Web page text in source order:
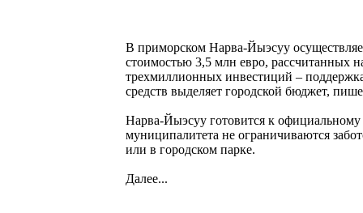
В приморском Нарва-Йыэсуу
стоимостью 3,5 млн евро, рассчитанных
трехмиллионных инвестиций –
средств выделяет городской бюджет,
Нарва-Йыэсуу готовится к
муниципалитета не ограничиваются
или в городском парке.
Далее...